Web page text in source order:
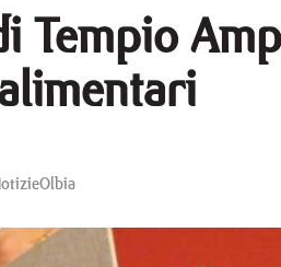
Tempio